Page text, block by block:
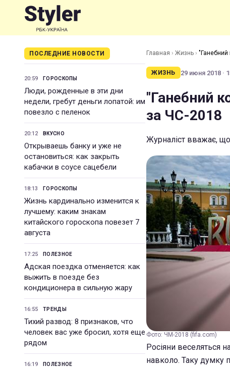
ПОСЛЕДНИЕ НОВОСТИ
20:59 ГОРОСКОПЫ
Люди, рожденные в эти дни
недели, гребут деньги лопатой: им
повезло с пеленок
20:12 ВКУСНО
Открываешь банку и уже не
остановиться: как закрыть
кабачки в соусе сацебели
18:13 ГОРОСКОПЫ
Жизнь кардинально изменится к
лучшему: каким знакам
китайского гороскопа повезет 7
августа
17:25 ПОЛЕЗНОЕ
Адская поездка отменяется: как
выжить в поезде без
кондиционера в сильную жару
16:55 ТРЕНДЫ
Тихий развод: 8 признаков, что
человек вас уже бросил, хотя еще
рядом
16:19 ПОЛЕЗНОЕ
Главная › Жизнь › "Ганебний
ЖИЗНЬ 29 июня 2018 ·
"Ганебний
за ЧС-2018
Журналіст вважає,
Фото: ЧМ-2018 (fifa.com)
Росіяни веселяться
навколо. Таку думку